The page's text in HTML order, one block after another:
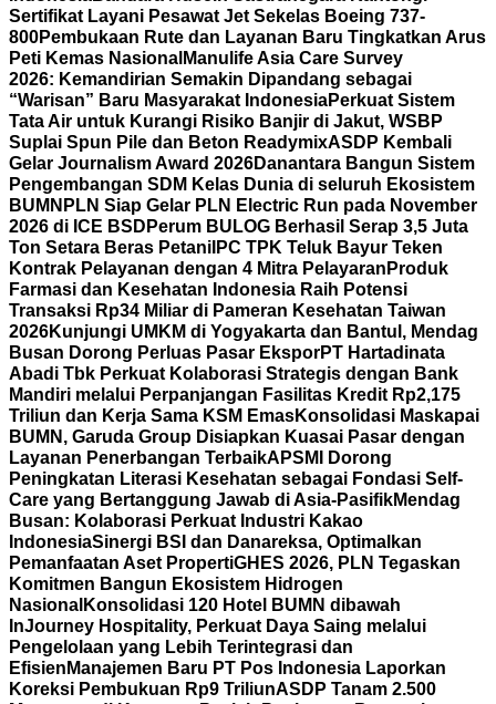
Sertifikat Layani Pesawat Jet Sekelas Boeing 737-
800Pembukaan Rute dan Layanan Baru Tingkatkan Arus
Peti Kemas Nasional Manulife Asia Care Survey
2026: Kemandirian Semakin Dipandang sebagai
“Warisan” Baru Masyarakat IndonesiaPerkuat Sistem
Tata Air untuk Kurangi Risiko Banjir di Jakut, WSBP
Suplai Spun Pile dan Beton ReadymixASDP Kembali
Gelar Journalism Award 2026Danantara Bangun Sistem
Pengembangan SDM Kelas Dunia di seluruh Ekosistem
BUMN PLN Siap Gelar PLN Electric Run pada November
2026 di ICE BSD Perum BULOG Berhasil Serap 3,5 Juta
Ton Setara Beras Petani IPC TPK Teluk Bayur Teken
Kontrak Pelayanan dengan 4 Mitra Pelayaran Produk
Farmasi dan Kesehatan Indonesia Raih Potensi
Transaksi Rp34 Miliar di Pameran Kesehatan Taiwan
2026Kunjungi UMKM di Yogyakarta dan Bantul, Mendag
Busan Dorong Perluas Pasar EksporPT Hartadinata
Abadi Tbk Perkuat Kolaborasi Strategis dengan Bank
Mandiri melalui Perpanjangan Fasilitas Kredit Rp2,175
Triliun dan Kerja Sama KSM EmasKonsolidasi Maskapai
BUMN, Garuda Group Disiapkan Kuasai Pasar dengan
Layanan Penerbangan TerbaikAPSMI Dorong
Peningkatan Literasi Kesehatan sebagai Fondasi Self-
Care yang Bertanggung Jawab di Asia-PasifikMendag
Busan: Kolaborasi Perkuat Industri Kakao
IndonesiaSinergi BSI dan Danareksa, Optimalkan
Pemanfaatan Aset PropertiGHES 2026, PLN Tegaskan
Komitmen Bangun Ekosistem Hidrogen
Nasional Konsolidasi 120 Hotel BUMN dibawah
InJourney Hospitality, Perkuat Daya Saing melalui
Pengelolaan yang Lebih Terintegrasi dan
Efisien Manajemen Baru PT Pos Indonesia Laporkan
Koreksi Pembukuan Rp9 TriliunASDP Tanam 2.500